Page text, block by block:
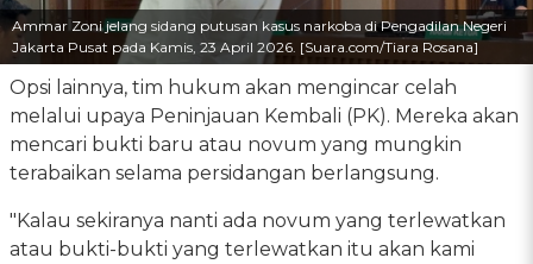
Ammar Zoni jelang sidang putusan kasus narkoba di Pengadilan Negeri
Jakarta Pusat pada Kamis, 23 April 2026. [Suara.com/Tiara Rosana]
Opsi lainnya, tim hukum akan mengincar celah
melalui upaya Peninjauan Kembali (PK). Mereka akan
mencari bukti baru atau novum yang mungkin
terabaikan selama persidangan berlangsung.
"Kalau sekiranya nanti ada novum yang terlewatkan
atau bukti-bukti yang terlewatkan itu akan kami